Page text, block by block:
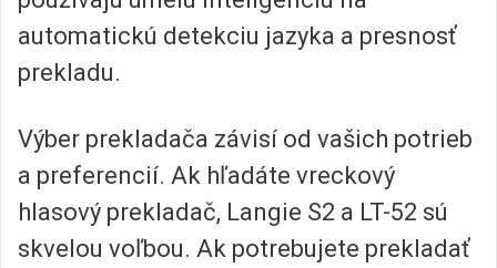
automatickú detekciu jazyka a presnosť
prekladu.
Výber prekladača závisí od vašich potrieb
a preferencií. Ak hľadáte vreckový
hlasový prekladač, Langie S2 a LT-52 sú
skvelou voľbou. Ak potrebujete prekladať